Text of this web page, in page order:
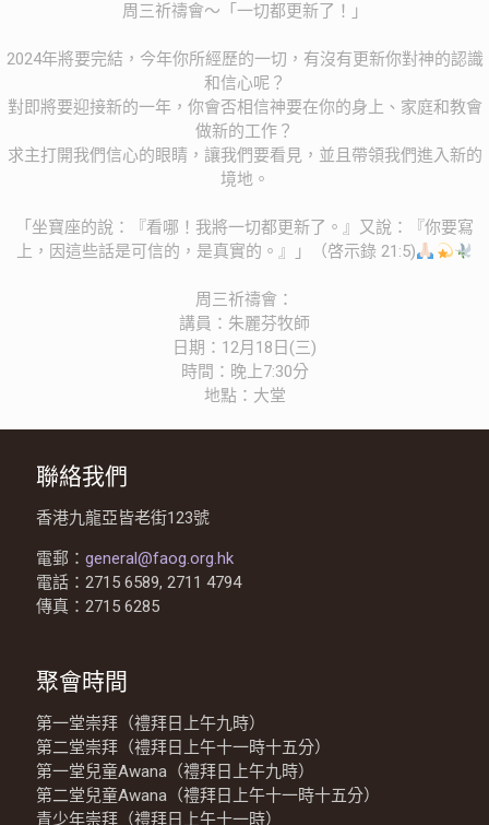
周三祈禱會～「一切都更新了！」
2024年將要完結，今年你所經歷的一切，有沒有更新你對神的認識
和信心呢？
對即將要迎接新的一年，你會否相信神要在你的身上、家庭和教會
做新的工作？
求主打開我們信心的眼睛，讓我們要看見，並且帶領我們進入新的
境地。
「坐寶座的說：『看哪！我將一切都更新了。』又說：『你要寫
上，因這些話是可信的，是真實的。』」（啓示錄 21:5)
周三祈禱會：
講員：朱麗芬牧師
日期：12月18日(三)
時間：晚上7:30分
地點：大堂
聯絡我們
香港九龍亞皆老街123號
電郵： general@faog.org.hk
電話：2715 6589, 2711 4794
傳真：2715 6285
聚會時間
第一堂崇拜（禮拜日上午九時）
第二堂崇拜（禮拜日上午十一時十五分）
第一堂兒童Awana（禮拜日上午九時）
第二堂兒童Awana（禮拜日上午十一時十五分）
青少年崇拜（禮拜日上午十一時）